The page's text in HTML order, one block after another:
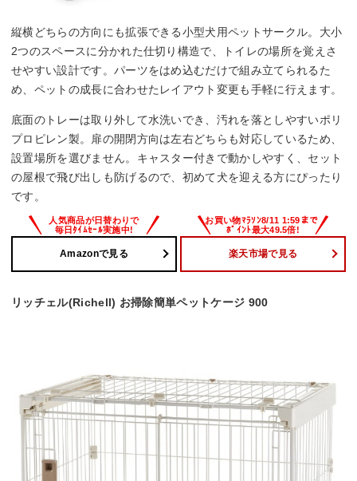
縦横どちらの方向にも拡張できる小型犬用ペットサークル。大小
2つのスペースに分かれた仕切り構造で、トイレの場所を覚えさ
せやすい設計です。パーツをはめ込むだけで組み立てられるた
め、ペットの成長に合わせたレイアウト変更も手軽に行えます。
底面のトレーは取り外して水洗いでき、汚れを落としやすいポリ
プロピレン製。扉の開閉方向は左右どちらも対応しているため、
設置場所を選びません。キャスター付きで動かしやすく、セット
の屋根で飛び出しも防げるので、初めて犬を迎える方にぴったり
です。
Amazonで見る 楽天市場で見る
リッチェル(Richell) お掃除簡単ペットケージ 900